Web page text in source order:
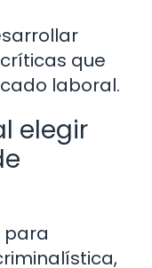
que
laboral.
elegir
para